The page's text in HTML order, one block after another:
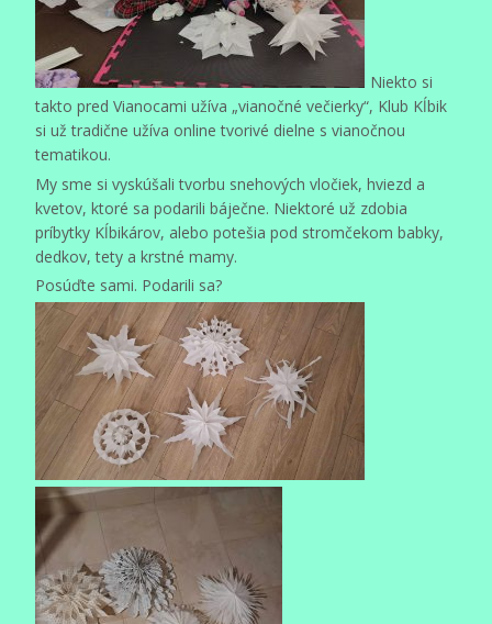
Niekto si
takto pred Vianocami užíva „vianočné večierky“, Klub Kĺbik
si už tradične užíva online tvorivé dielne s vianočnou
tematikou.
My sme si vyskúšali tvorbu snehových vločiek, hviezd a
kvetov, ktoré sa podarili báječne. Niektoré už zdobia
príbytky Kĺbikárov, alebo potešia pod stromčekom babky,
dedkov, tety a krstné mamy.
Posúďte sami. Podarili sa?